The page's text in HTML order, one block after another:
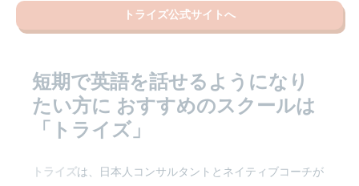
トライズ公式サイトへ
短期で英語を話せるようになり
たい方に おすすめのスクールは
「トライズ」
トライズは、日本人コンサルタントとネイティブコーチが